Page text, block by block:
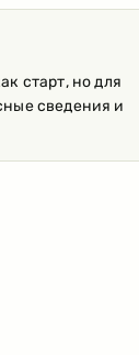
старт, но для
сведения и